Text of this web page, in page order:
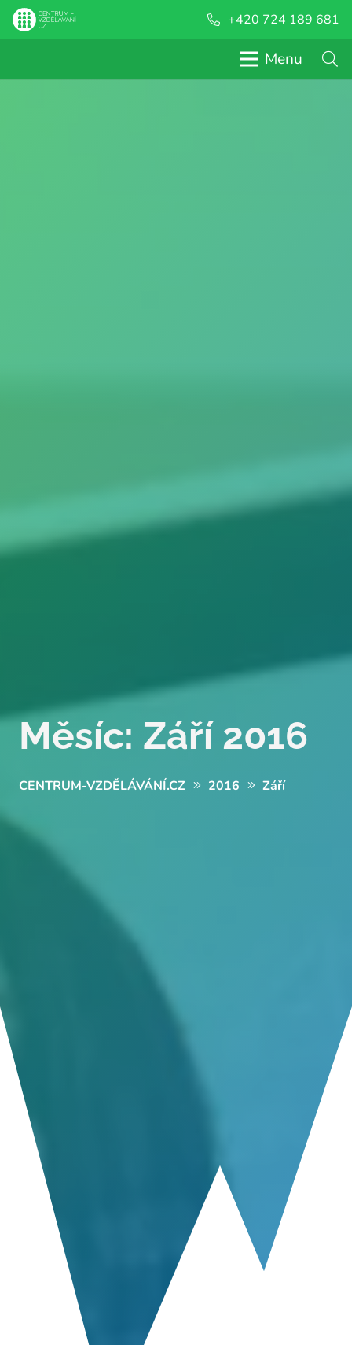
+420 724 189 681
Menu
Měsíc: Září 2016
CENTRUM-VZDĚLÁVÁNÍ.CZ 2016 Září